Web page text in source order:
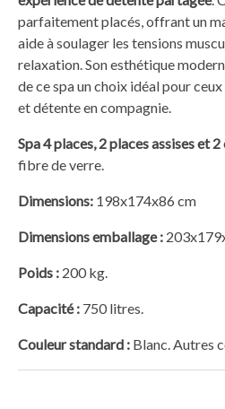
parfaitement placés, offrant un
aide à soulager les tensions
relaxation. Son esthétique
de ce spa un choix idéal pour
et détente en compagnie.
Spa 4 places, 2 places assises et
fibre de verre.
Dimensions: 198x174x86 cm
Dimensions emballage :
Poids : 200 kg.
Capacité : 750 litres.
Couleur standard : Blanc. Autres